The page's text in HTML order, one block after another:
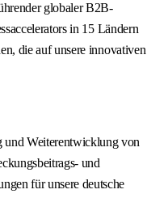
globaler B2B-
in 15 Ländern
die auf unsere innovativen
und Weiterentwicklung von
und
für unsere deutsche